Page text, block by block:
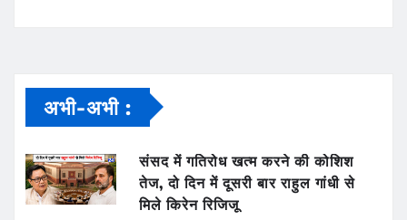
अभी-अभी :
संसद में गतिरोध खत्म करने की कोशिश
तेज, दो दिन में दूसरी बार राहुल गांधी से
मिले किरेन रिजिजू